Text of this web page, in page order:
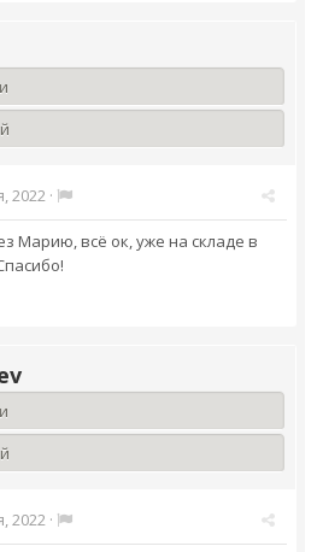
2022 ·
Марию, всё ок, уже на складе в
2022 ·